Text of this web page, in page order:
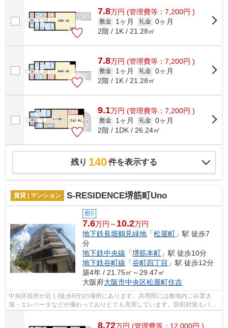
7.8万円 (管理費等：7,200円 )
敷金 1ヶ月 礼金 0ヶ月
2階 / 1K / 21.28㎡
7.8万円 (管理費等：7,200円 )
敷金 1ヶ月 礼金 0ヶ月
2階 / 1K / 21.28㎡
9.1万円 (管理費等：7,200円 )
敷金 1ヶ月 礼金 0ヶ月
2階 / 1DK / 26.24㎡
残り 140件を表示する
賃貸 | マンション S-RESIDENCE堺筋町Uno
敷0
7.6万円～ 10.2万円
地下鉄長堀鶴見緑地 「松屋町 」駅 徒歩7
分
地下鉄中央線 「堺筋本町 」駅 徒歩10分
地下鉄谷町線 「谷町四丁目 」駅 徒歩12分
築4年 / 21.75㎡～29.47㎡
大阪府大阪市中央区松屋町住吉
中央区役所が近く(徒歩6分)の場所にあります。共用部には敷地内ごみ置き
場・エレベータなどが備わっておりとても充実しています。防犯対策もバッ
8.72万円 (管理費等：12,000円 )